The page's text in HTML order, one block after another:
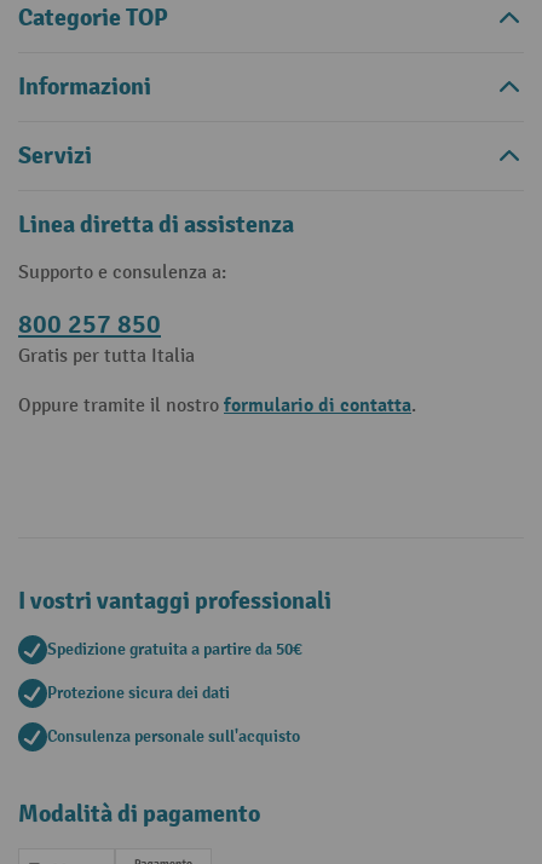
Categorie TOP
Informazioni
Servizi
Linea diretta di assistenza
Supporto e consulenza a:
800 257 850
Gratis per tutta Italia
Oppure tramite il nostro formulario di contatta.
I vostri vantaggi professionali
Spedizione gratuita a partire da 50€
Protezione sicura dei dati
Consulenza personale sull'acquisto
Modalità di pagamento